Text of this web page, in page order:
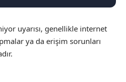
uyarısı, genellikle internet
ya da erişim sorunları